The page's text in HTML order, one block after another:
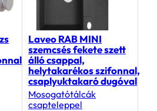
Laveo RAB MINI
szemcsés fekete szett
álló csappal,
helytakarékos szifonnal,
csaplyuktakaró dugóval
Mosogatótálcák
csapteleppel